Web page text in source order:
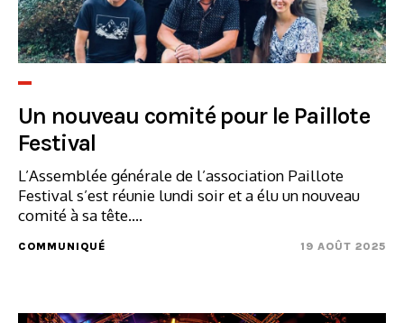
Un nouveau comité pour le Paillote
Festival
L’Assemblée générale de l’association Paillote
Festival s’est réunie lundi soir et a élu un nouveau
comité à sa tête....
COMMUNIQUÉ 19 AOÛT 2025